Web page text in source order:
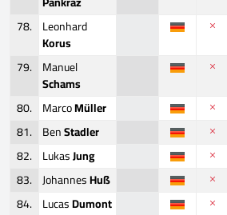
78. Leonhard
Korus
79. Manuel
Schams
80. MarcoMüller
81. BenStadler
82. LukasJung
83. JohannesHuß
84. LucasDumont